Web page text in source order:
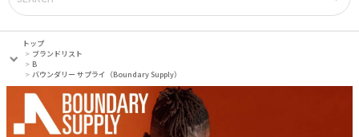
トップ
ブランドリスト
B
バウンダリー サプライ（Boundary Supply）